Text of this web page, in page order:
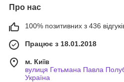
Про нас
100% позитивних з 436
Працює з 18.01.2018
м. Київ
вулиця Гетьмана Павла
Україна